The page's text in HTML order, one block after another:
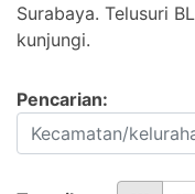
Surabaya. Telusuri
kunjungi.
Pencarian: